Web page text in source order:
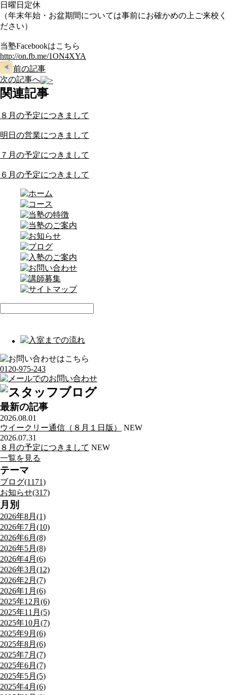
日曜日定休
（年末年始・お盆期間については事前にお確かめの上ご来校く
ださい）
当塾Facebookはこちら
http://on.fb.me/1ON4XYA
前の記事
次の記事へ
関連記事
８月の予定につきまして
明日の営業につきまして
７月の予定につきまして
６月の予定につきまして
0120-975-243
最新の記事
2026.08.01
ウイークリー通信（８月１日版）
NEW
2026.07.31
８月の予定につきまして NEW
一覧を見る
テーマ
ブログ(1171)
お知らせ(317)
月別
2026年8月(1)
2026年7月(10)
2026年6月(8)
2026年5月(8)
2026年4月(6)
2026年3月(12)
2026年2月(7)
2026年1月(6)
2025年12月(6)
2025年11月(5)
2025年10月(7)
2025年9月(6)
2025年8月(6)
2025年7月(7)
2025年6月(7)
2025年5月(5)
2025年4月(6)